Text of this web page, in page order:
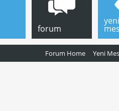
forum
Forum Home Yeni
yeni